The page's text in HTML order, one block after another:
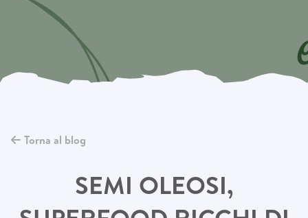
Torna al blog
SEMI OLEOSI,